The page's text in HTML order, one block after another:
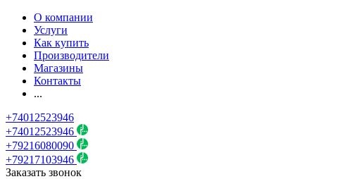
О компании
Услуги
Как купить
Производители
Магазины
Контакты
...
+74012523946
+74012523946
+79216080090
+79217103946
Заказать звонок